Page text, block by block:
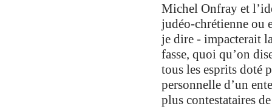
Michel Onfray et
judéo-chrétienne ou
je dire - impacterait
fasse, quoi qu’on
tous les esprits doté
personnelle d’un
plus contestataires